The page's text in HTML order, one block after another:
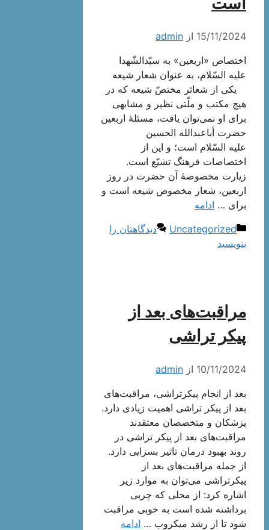
15/11/2024 از admin
اختصاص «اربعین» به سیّدالشّهدا
علیه السّلام، به عنوان شعار شیعه
یکی از شعائر مختصّ شیعه که در
هیچ مکتب و ملّتی نظیر و مشابهی
برای او نمی‌توان یافت، مسئلۀ اربعین
حضرت أباعبدالله الحسین
علیه السّلام است؛ و این از
اختصاصات فرهنگ تشیّع است.
زیارت مخصوصۀ آن حضرت در روز
اربعین، شعار مخصوص شیعه است و
برای … ادامه
دسته‌ها
Uncategorized
دیدگاهتان را
بنویسید
مراقبت‌های بعد از
پیکر تراشی
10/11/2024 از admin
بعد از انجام پیکرتراشی، مراقبت‌های
بعد از پیکر تراشی اهمیت زیادی دارد.
پزشکان و متخصصان معتقدند
مراقبت‌های بعد از پیکر تراشی در
روند بهبود درمان تاثیر بسزایی دارد.
از جمله مراقبت‌های بعد از
پیکرتراشی می‌توان به موارد زیر
اشاره کرد: از محلی که چربی
برداشته شده است به خوبی مراقبت
شود تا از رشد میکروب … ادامه